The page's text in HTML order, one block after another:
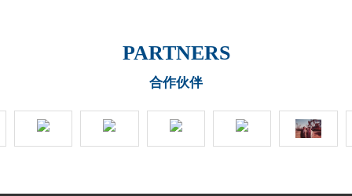
PARTNERS
合作伙伴